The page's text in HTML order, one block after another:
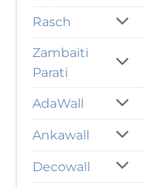
Rasch
Zambaiti
Parati
AdaWall
Ankawall
Decowall